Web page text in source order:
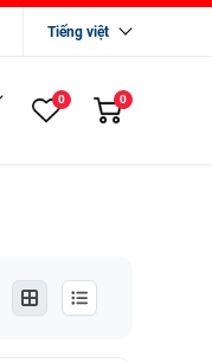
Tiếng việt
0 0